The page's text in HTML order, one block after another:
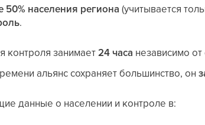
50% населения региона (учитывается
.
контроля занимает24 часа независимо
альянс сохраняет большинство, он
данные о населении и контроле в: